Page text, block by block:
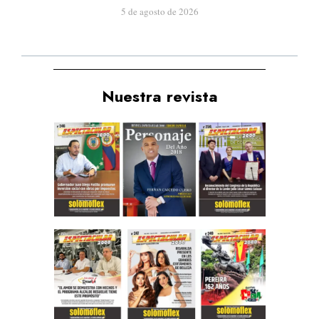
5 de agosto de 2026
Nuestra revista